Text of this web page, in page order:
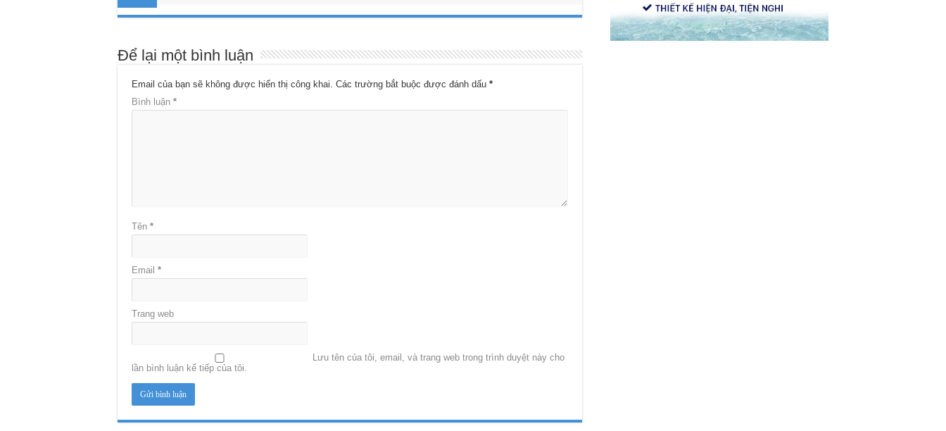
Để lại một bình luận
Email của bạn sẽ không được hiển thị công khai. Các trường bắt buộc được đánh dấu *
Bình luận *
Tên *
Email *
Trang web
Lưu tên của tôi, email, và trang web trong trình duyệt này cho
lần bình luận kế tiếp của tôi.